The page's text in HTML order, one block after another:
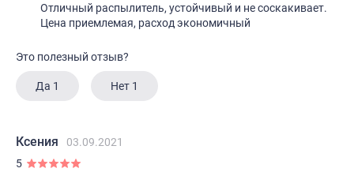
Отличный распылитель, устойчивый и не соскакивает.
Цена приемлемая, расход экономичный
Это полезный отзыв?
Да 1 Нет 1
Ксения
03.09.2021
5